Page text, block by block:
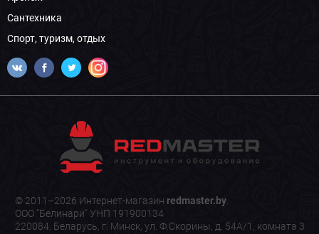
Сантехника
Спорт, туризм, отдых
© 2011–2026 Интернет-магазин redmaster.by.
ООО "Белинари" УНП 191900134
220084, Беларусь, г. Минск, ул. Ф.Скорины, д. 54А/1, комната 3